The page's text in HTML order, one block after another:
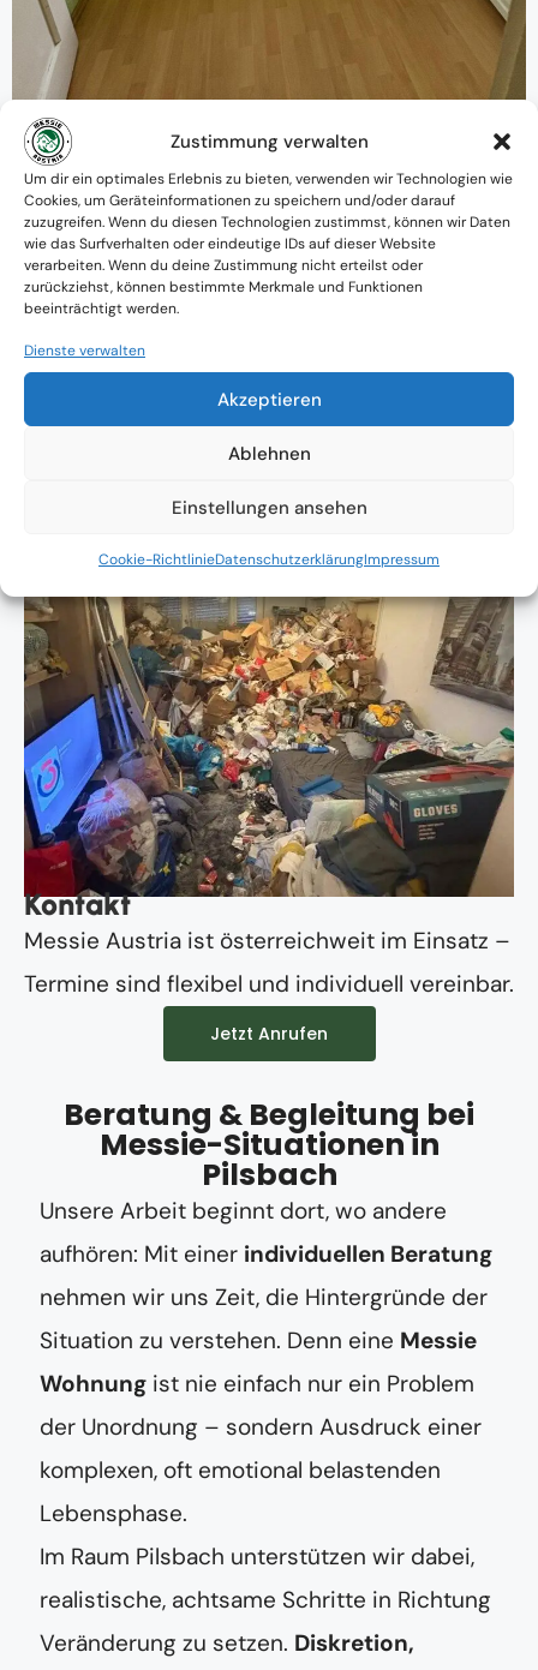
Zustimmung verwalten
Um dir ein optimales Erlebnis zu bieten, verwenden wir Technologien wie
Cookies, um Geräteinformationen zu speichern und/oder darauf
zuzugreifen. Wenn du diesen Technologien zustimmst, können wir Daten
wie das Surfverhalten oder eindeutige IDs auf dieser Website
verarbeiten. Wenn du deine Zustimmung nicht erteilst oder
zurückziehst, können bestimmte Merkmale und Funktionen
beeinträchtigt werden.
Dienste verwalten
Akzeptieren
Ablehnen
Einstellungen ansehen
Cookie-RichtlinieDatenschutzerklärungImpressum
Warum MessieAustria ?
Ein Team mit psychologischem
Verständnis und praktischem Know-how
Verfügbarkeit: Österreichweit
Absolute Diskretion & keine
Zusammenarbeit mit Ämtern ohne
Einverständnis
Kontakt
Messie Austria ist österreichweit im Einsatz –
Termine sind flexibel und individuell vereinbar.
Jetzt Anrufen
Beratung & Begleitung bei
Messie-Situationen in
Pilsbach
Unsere Arbeit beginnt dort, wo andere
aufhören: Mit einer individuellen Beratung
nehmen wir uns Zeit, die Hintergründe der
Situation zu verstehen. Denn eine Messie
Wohnung ist nie einfach nur ein Problem
der Unordnung – sondern Ausdruck einer
komplexen, oft emotional belastenden
Lebensphase.
Im Raum Pilsbach unterstützen wir dabei,
realistische, achtsame Schritte in Richtung
Veränderung zu setzen. Diskretion,